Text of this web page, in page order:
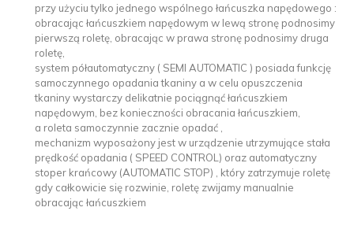
przy użyciu tylko jednego wspólnego łańcuszka napędowego :
obracając łańcuszkiem napędowym w lewą stronę podnosimy
pierwszą roletę, obracając w prawa stronę podnosimy druga
roletę,
system półautomatyczny ( SEMI AUTOMATIC ) posiada funkcję
samoczynnego opadania tkaniny a w celu opuszczenia
tkaniny wystarczy delikatnie pociągnąć łańcuszkiem
napędowym, bez konieczności obracania łańcuszkiem,
a roleta samoczynnie zacznie opadać ,
mechanizm wyposażony jest w urządzenie utrzymujące stała
prędkość opadania ( SPEED CONTROL) oraz automatyczny
stoper krańcowy (AUTOMATIC STOP) , który zatrzymuje roletę
gdy całkowicie się rozwinie, roletę zwijamy manualnie
obracając łańcuszkiem